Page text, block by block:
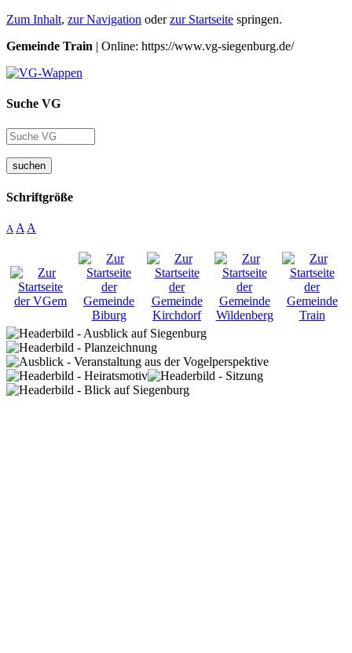
Zum Inhalt, zur Navigation oderzur Startseite springen.
Gemeinde Train | Online: https://www.vg-siegenburg.de/
Suche VG
suchen
Schriftgröße
A A A